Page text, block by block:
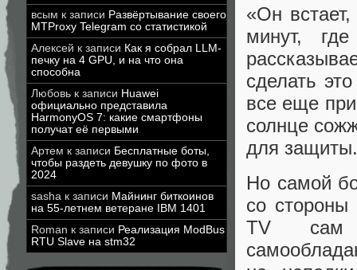
всым к записи Развёртывание своего
MTProxy Telegram со статистикой
Алексей к записи Как я собрал LLM-
печку на 4 GPU, и на что она
способна
Любовь к записи Huawei
официально представила
HarmonyOS 7: какие смартфоны
получат её первыми
Артем к записи Бесплатные боты,
чтобы раздеть девушку по фото в
2024
sasha к записи Майнинг биткоинов
на 55-летнем ветеране IBM 1401
Roman к записи Реализация ModBus
RTU Slave на stm32
«Он
минут,
сделать
все еще
солнце
для защиты.
Но самой
со
TV сам